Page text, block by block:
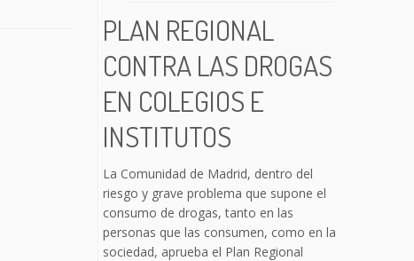
PLAN REGIONAL
CONTRA LAS DROGAS
EN COLEGIOS E
INSTITUTOS
La Comunidad de Madrid, dentro del
riesgo y grave problema que supone el
consumo de drogas, tanto en las
personas que las consumen, como en la
sociedad, aprueba el Plan Regional